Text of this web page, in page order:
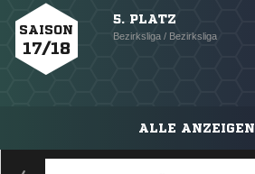
SAISON
17/18
5. PLATZ
Bezirksliga / Bezirksliga
ALLE ANZEIGEN